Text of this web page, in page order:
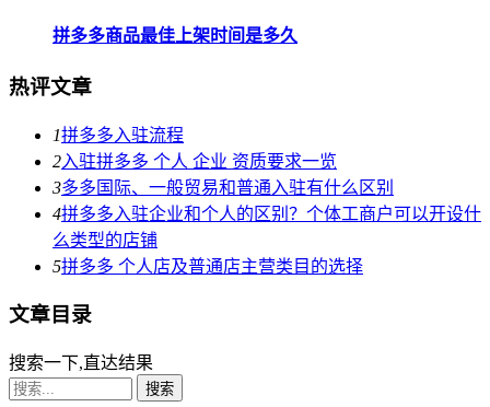
拼多多商品最佳上架时间是多久
热评文章
1拼多多入驻流程
2入驻拼多多 个人 企业 资质要求一览
3多多国际、一般贸易和普通入驻有什么区别
4拼多多入驻企业和个人的区别？个体工商户可以开设什
么类型的店铺
5拼多多 个人店及普通店主营类目的选择
文章目录
搜索一下,直达结果
搜索